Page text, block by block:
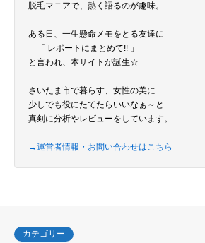
脱毛マニアで、熱く語るのが趣味。
ある日、一生懸命メモをとる友達に
「 レポートにまとめて!! 」
と言われ、本サイトが誕生☆
さいたま市で暮らす、女性の美に
少しでも役にたてたらいいなぁ～と
真剣に分析やレビューをしています。
→運営者情報・お問い合わせはこちら
カテゴリー